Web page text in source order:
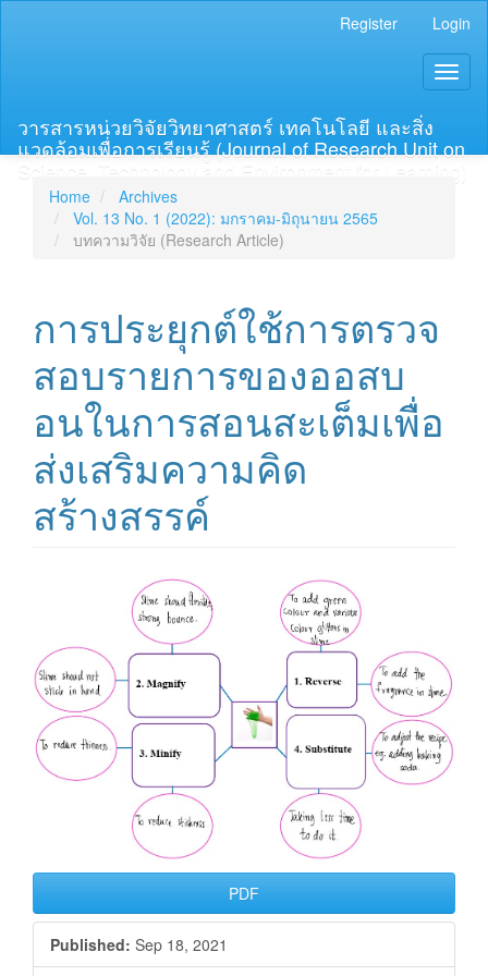
Register Login
วารสารหน่วยวิจัยวิทยาศาสตร์ เทคโนโลยี และสิ่ง
แวดล้อมเพื่อการเรียนรู้ (Journal of Research Unit on
Science, Technology and Environment for Learning)
Home
Archives
Vol. 13 No. 1 (2022): มกราคม-มิถุนายน 2565
บทความวิจัย (Research Article)
การประยุกต์ใช้การตรวจ
สอบรายการของออสบ
อนในการสอนสะเต็มเพื่อ
ส่งเสริมความคิด
สร้างสรรค์
Sidebar
PDF
Published: Sep 18, 2021